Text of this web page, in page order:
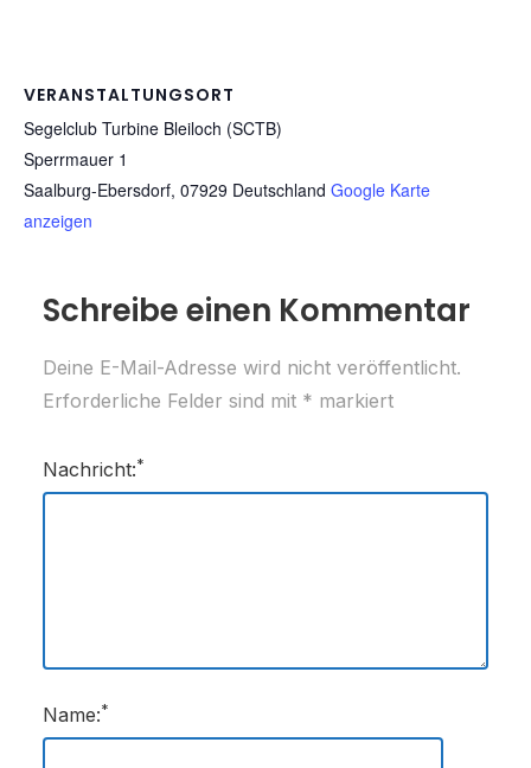
VERANSTALTUNGSORT
Segelclub Turbine Bleiloch (SCTB)
Sperrmauer 1
Saalburg-Ebersdorf, 07929 Deutschland Google Karte
anzeigen
Schreibe einen Kommentar
Deine E-Mail-Adresse wird nicht veröffentlicht.
Erforderliche Felder sind mit * markiert
Nachricht:*
Name:*